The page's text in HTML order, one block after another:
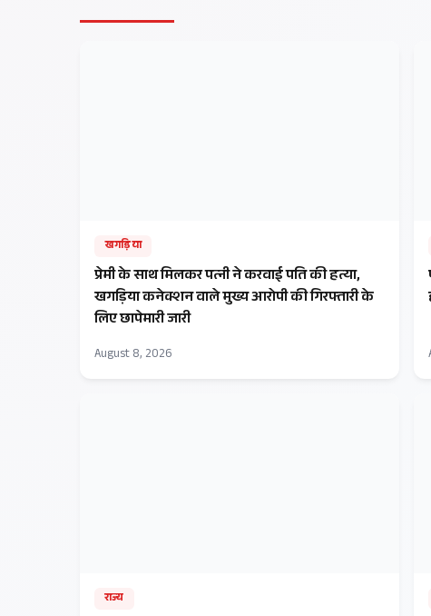
खगड़िया
प्रेमी के साथ मिलकर पत्नी ने करवाई पति की हत्या,
खगड़िया कनेक्शन वाले मुख्य आरोपी की गिरफ्तारी के
लिए छापेमारी जारी
August 8, 2026
राज्य